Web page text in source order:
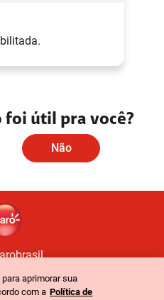
foi útil pra você?
Não
aprimorar sua
com a Política de